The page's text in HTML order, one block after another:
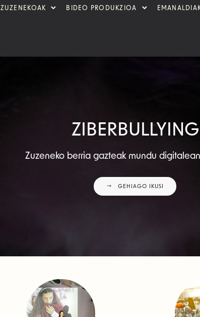
ZUZENEKOAK BIDEO PRODUKZIOA
ZIBERBULLYING
Zuzeneko berria gazteak mundu
GEHIAGO IKUSI